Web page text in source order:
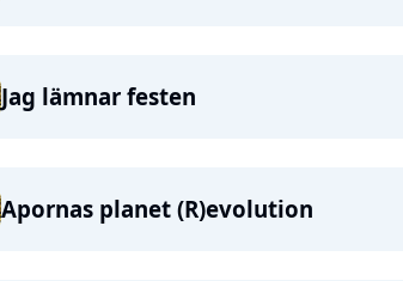
Jag lämnar festen
Apornas planet (R)evolution